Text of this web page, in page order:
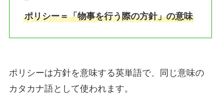
ポリシー＝「物事を行う際の方針」の意味
ポリシーは方針を意味する英単語で、同じ意味の
カタカナ語として使われます。